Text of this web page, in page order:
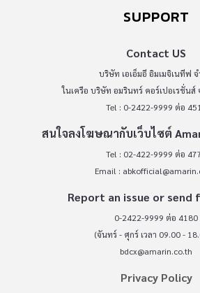
SUPPORT
Contact US
บริษัท เอเอ็มอี อิมเมจิเนทีฟ
ในเครือ บริษัท อมรินทร์ คอร์เปอเรชั่นส์
Tel : 0-2422-9999 ต่อ
สนใจลงโฆษณากับเว็บไซต์
Tel : 02-422-9999 ต่อ
Email :
Report an issue or send
0-2422-9999 ต่อ 4180
(จันทร์ - ศุกร์ เวลา 09.00 -
bdcx@amarin.co.th
Privacy Policy